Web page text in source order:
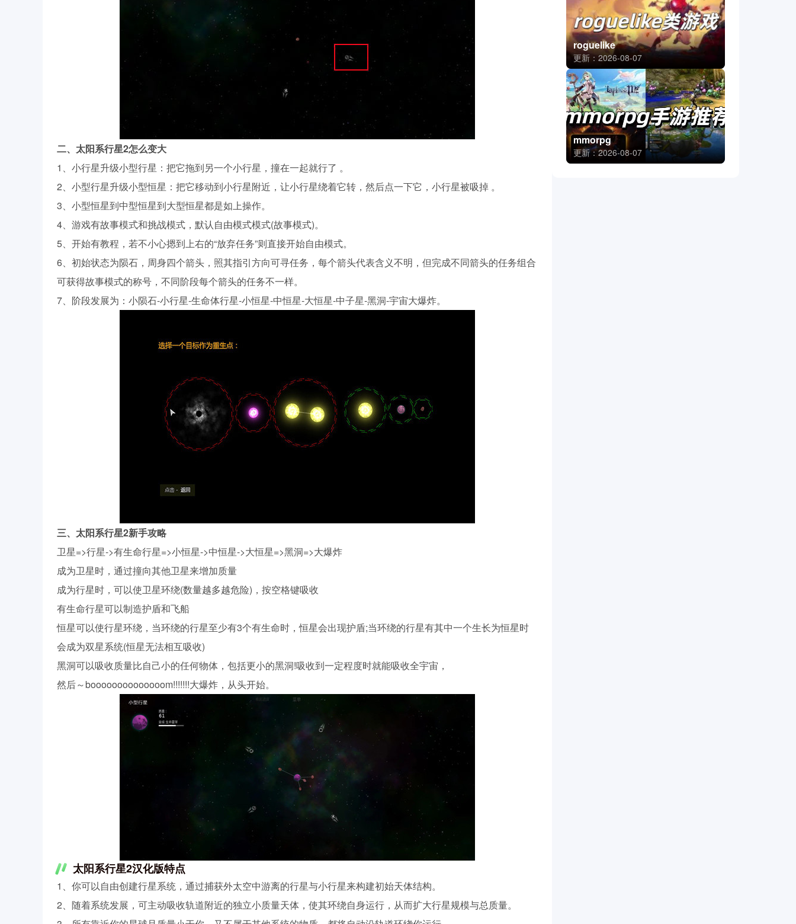
二、太阳系行星2怎么变大
1、小行星升级小型行星：把它拖到另一个小行星，撞在一起就行了 。
2、小型行星升级小型恒星：把它移动到小行星附近，让小行星绕着它转，然后点一下它，小行星被吸掉 。
3、小型恒星到中型恒星到大型恒星都是如上操作。
4、游戏有故事模式和挑战模式，默认自由模式模式(故事模式)。
5、开始有教程，若不小心摁到上右的“放弃任务”则直接开始自由模式。
6、初始状态为陨石，周身四个箭头，照其指引方向可寻任务，每个箭头代表含义不明，但完成不同箭头的任务组合
可获得故事模式的称号，不同阶段每个箭头的任务不一样。
7、阶段发展为：小陨石-小行星-生命体行星-小恒星-中恒星-大恒星-中子星-黑洞-宇宙大爆炸。
三、 太阳系行星2新手攻略
卫星=>行星->有生命行星=>小恒星->中恒星->大恒星=>黑洞=>大爆炸
成为卫星时，通过撞向其他卫星来增加质量
成为行星时，可以使卫星环绕(数量越多越危险)，按空格键吸收
有生命行星可以制造护盾和飞船
恒星可以使行星环绕，当环绕的行星至少有3个有生命时，恒星会出现护盾;当环绕的行星有其中一个生长为恒星时
会成为双星系统(恒星无法相互吸收)
黑洞可以吸收质量比自己小的任何物体，包括更小的黑洞!吸收到一定程度时就能吸收全宇宙，
然后～boooooooooooooom!!!!!!!大爆炸，从头开始。
太阳系行星2汉化版特点
1、你可以自由创建行星系统，通过捕获外太空中游离的行星与小行星来构建初始天体结构。
2、随着系统发展，可主动吸收轨道附近的独立小质量天体，使其环绕自身运行，从而扩大行星规模与总质量。
roguelike
更新：2026-08-07
mmorpg
更新：2026-08-07